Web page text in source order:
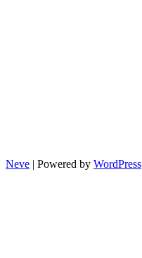
Neve | Powered by WordPress